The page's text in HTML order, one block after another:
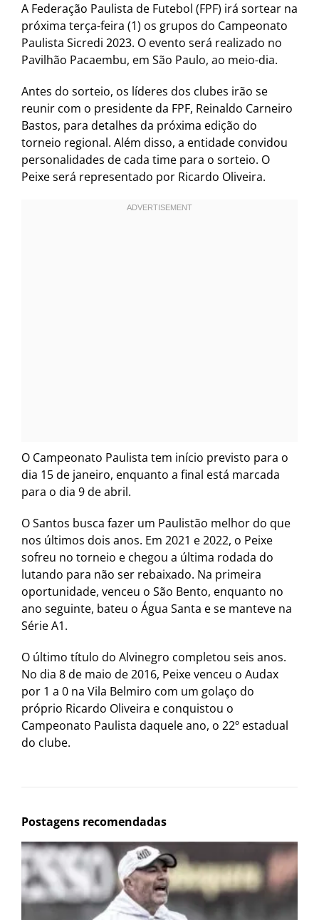
A Federação Paulista de Futebol (FPF) irá sortear na
próxima terça-feira (1) os grupos do Campeonato
Paulista Sicredi 2023. O evento será realizado no
Pavilhão Pacaembu, em São Paulo, ao meio-dia.
Antes do sorteio, os líderes dos clubes irão se
reunir com o presidente da FPF, Reinaldo Carneiro
Bastos, para detalhes da próxima edição do
torneio regional. Além disso, a entidade convidou
personalidades de cada time para o sorteio. O
Peixe será representado por Ricardo Oliveira.
O Campeonato Paulista tem início previsto para o
dia 15 de janeiro, enquanto a final está marcada
para o dia 9 de abril.
O Santos busca fazer um Paulistão melhor do que
nos últimos dois anos. Em 2021 e 2022, o Peixe
sofreu no torneio e chegou a última rodada do
lutando para não ser rebaixado. Na primeira
oportunidade, venceu o São Bento, enquanto no
ano seguinte, bateu o Água Santa e se manteve na
Série A1.
O último título do Alvinegro completou seis anos.
No dia 8 de maio de 2016, Peixe venceu o Audax
por 1 a 0 na Vila Belmiro com um golaço do
próprio Ricardo Oliveira e conquistou o
Campeonato Paulista daquele ano, o 22º estadual
do clube.
Postagens recomendadas